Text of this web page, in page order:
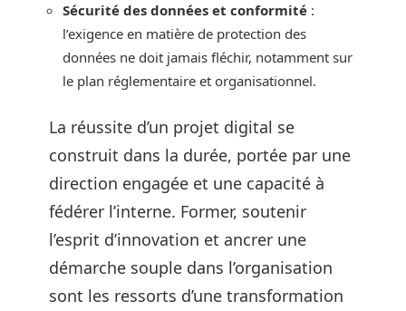
Sécurité des données et conformité :
l’exigence en matière de protection des
données ne doit jamais fléchir, notamment sur
le plan réglementaire et organisationnel.
La réussite d’un projet digital se
construit dans la durée, portée par une
direction engagée et une capacité à
fédérer l’interne. Former, soutenir
l’esprit d’innovation et ancrer une
démarche souple dans l’organisation
sont les ressorts d’une transformation